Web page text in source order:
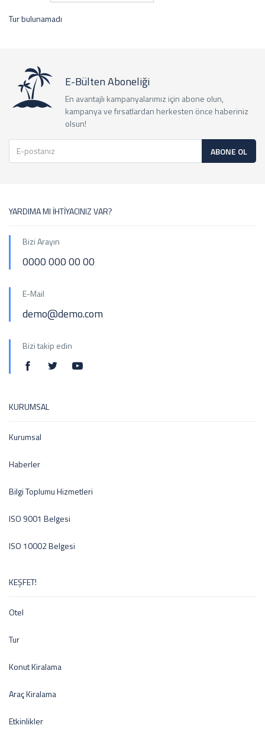
Tur bulunamadı
E-Bülten Aboneliği
En avantajlı kampanyalarımız için abone olun,
kampanya ve fırsatlardan herkesten önce haberiniz
olsun!
ABONE OL
YARDIMA MI İHTİYACINIZ VAR?
Bizi Arayın
0000 000 00 00
E-Mail
demo@demo.com
Bizi takip edin
KURUMSAL
Kurumsal
Haberler
Bilgi Toplumu Hizmetleri
ISO 9001 Belgesi
ISO 10002 Belgesi
KEŞFET!
Otel
Tur
Konut Kiralama
Araç Kiralama
Etkinlikler